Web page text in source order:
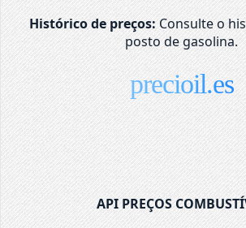
Histórico de preços: Consulte o
posto de gasolina.
precioil.es
API PREÇOS